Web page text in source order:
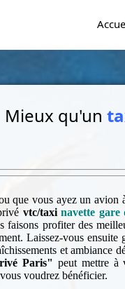
Mieux qu'un
que vous ayez un avion
vtc/taxinavette
faisons profiter des
Laissez-vous
et ambiance
Paris" peut mettre à
voudrez bénéficier.